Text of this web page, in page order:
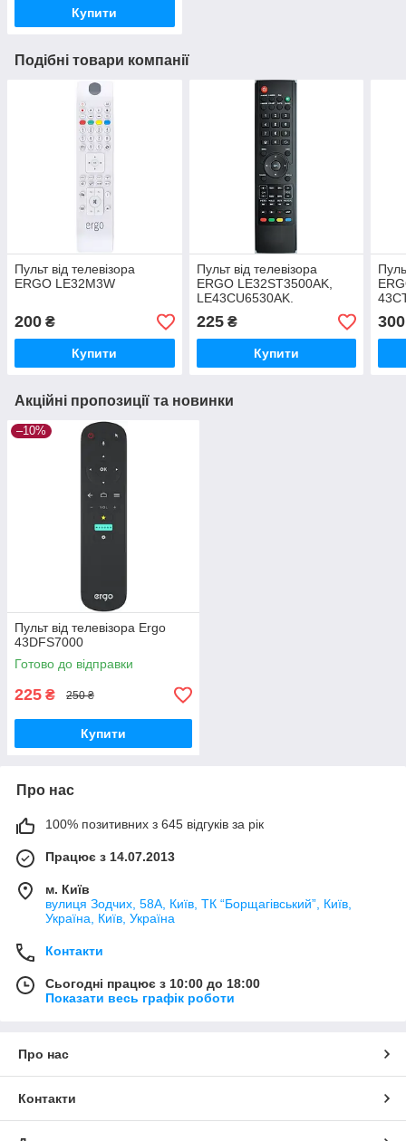
Купити
Подібні товари компанії
Пульт від телевізора
ERGO LE32M3W
200 ₴
Купити
Пульт від телевізора
ERGO LE32ST3500AK,
LE43CU6530AK.
225₴
Купити
300
Акційні пропозиції та новинки
–10%
Пульт від телевізора Ergo
43DFS7000
Готово до відправки
225 ₴ 250 ₴
Купити
Про нас
100% позитивних з 645 відгуків за рік
Працює з 14.07.2013
м. Київ
вулиця Зодчих, 58А, Київ, ТК “Борщагівський”, Київ,
Україна, Київ, Україна
Контакти
Сьогодні працює з 10:00 до 18:00
Показати весь графік роботи
Про нас
Контакти